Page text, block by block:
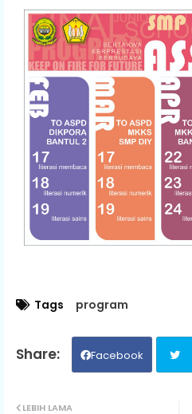
Tags program
Facebook
LEBIH LAMA